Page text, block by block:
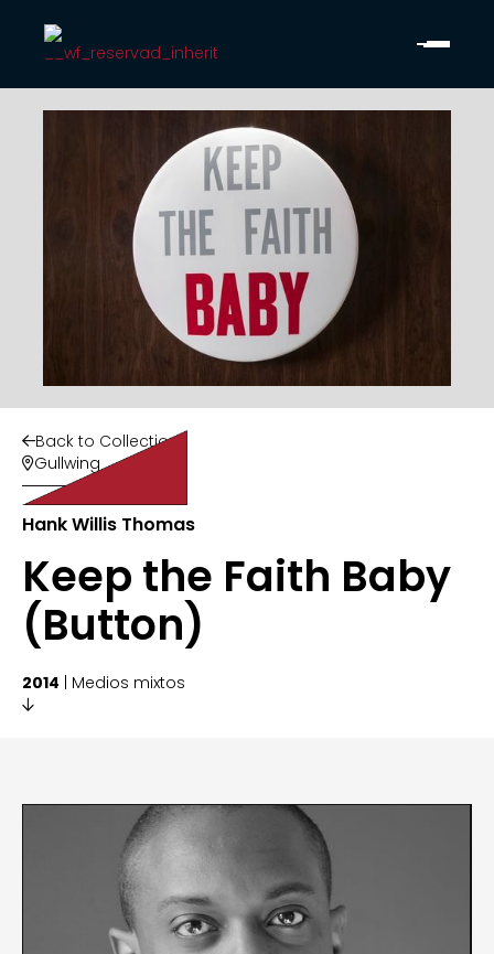
Back to Collection
Gullwing
Hank Willis Thomas
Keep the Faith Baby
(Button)
2014 | Medios mixtos
